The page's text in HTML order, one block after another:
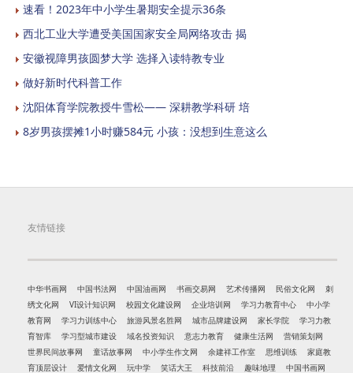
速看！2023年中小学生暑期安全提示36条
西北工业大学遭受美国国家安全局网络攻击 揭
安徽视障男孩圆梦大学 选择入读特教专业
做好新时代科普工作
沈阳体育学院教授牛雪松—— 深耕教学科研 培
8岁男孩摆摊1小时赚584元 小孩：没想到生意这么
友情链接
中华书画网 中国书法网 中国油画网 书画交易网 艺术传播网 民俗文化网
刺
绣文化网
VI设计知识网 校园文化建设网 企业培训网 学习力教育中心
中小学
教育网
学习力训练中心 旅游风景名胜网 城市品牌建设网 家长学院
学习力教
育智库
学习型城市建设 域名投资知识 意志力教育 健康生活网
营销策划网
世界民间故事网
童话故事网 中小学生作文网 余建祥工作室 思维训练
家庭教
育顶层设计
爱情文化网 玩中学 笑话大王 科技前沿 趣味地理 中国书画网